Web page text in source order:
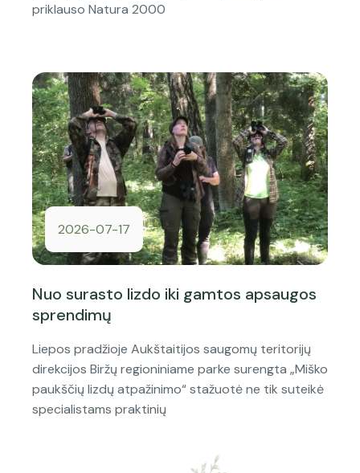
priklauso Natura 2000
2026-07-17
Nuo surasto lizdo iki gamtos apsaugos
sprendimų
Liepos pradžioje Aukštaitijos saugomų teritorijų
direkcijos Biržų regioniniame parke surengta „Miško
paukščių lizdų atpažinimo“ stažuotė ne tik suteikė
specialistams praktinių